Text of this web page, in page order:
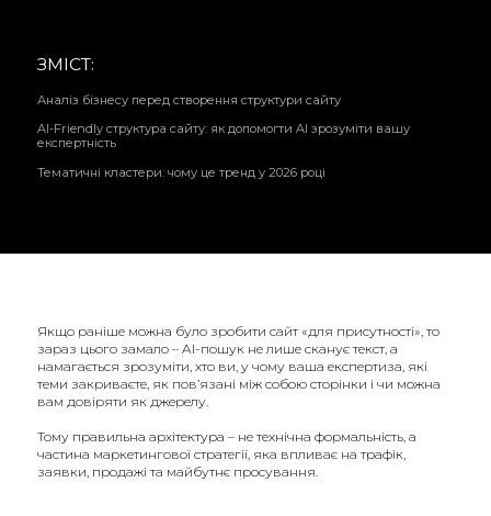
ЗМІСТ:
Аналіз бізнесу перед створення структури сайту
AI-Friendly структура сайту: як допомогти AI зрозуміти вашу
експертність
Тематичні кластери: чому це тренд у 2026 році
Якщо раніше можна було зробити сайт «для присутності», то
зараз цього замало – AI-пошук не лише сканує текст, а
намагається зрозуміти, хто ви, у чому ваша експертиза, які
теми закриваєте, як пов’язані між собою сторінки і чи можна
вам довіряти як джерелу.
Тому правильна архітектура – не технічна формальність, а
частина маркетингової стратегії, яка впливає на трафік,
заявки, продажі та майбутнє просування.